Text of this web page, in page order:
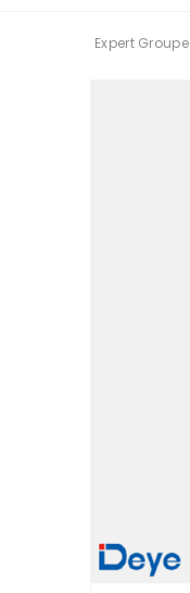
Expert Groupe